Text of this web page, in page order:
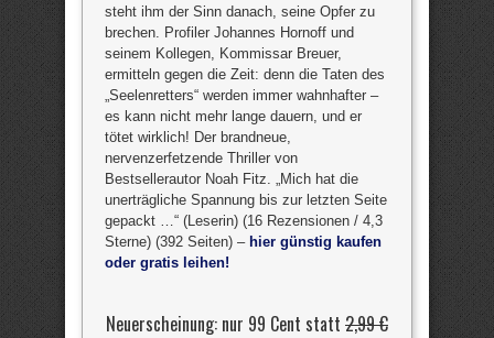
steht ihm der Sinn danach, seine Opfer zu
brechen. Profiler Johannes Hornoff und
seinem Kollegen, Kommissar Breuer,
ermitteln gegen die Zeit: denn die Taten des
„Seelenretters“ werden immer wahnhafter –
es kann nicht mehr lange dauern, und er
tötet wirklich! Der brandneue,
nervenzerfetzende Thriller von
Bestsellerautor Noah Fitz. „Mich hat die
unerträgliche Spannung bis zur letzten Seite
gepackt …“ (Leserin) (16 Rezensionen / 4,3
Sterne) (392 Seiten) – hier günstig kaufen
oder gratis leihen!
Neuerscheinung: nur 99 Cent statt 2,99 €